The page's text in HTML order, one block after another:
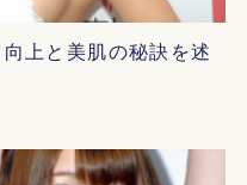
上と美肌の秘訣を述